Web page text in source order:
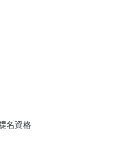
名資格